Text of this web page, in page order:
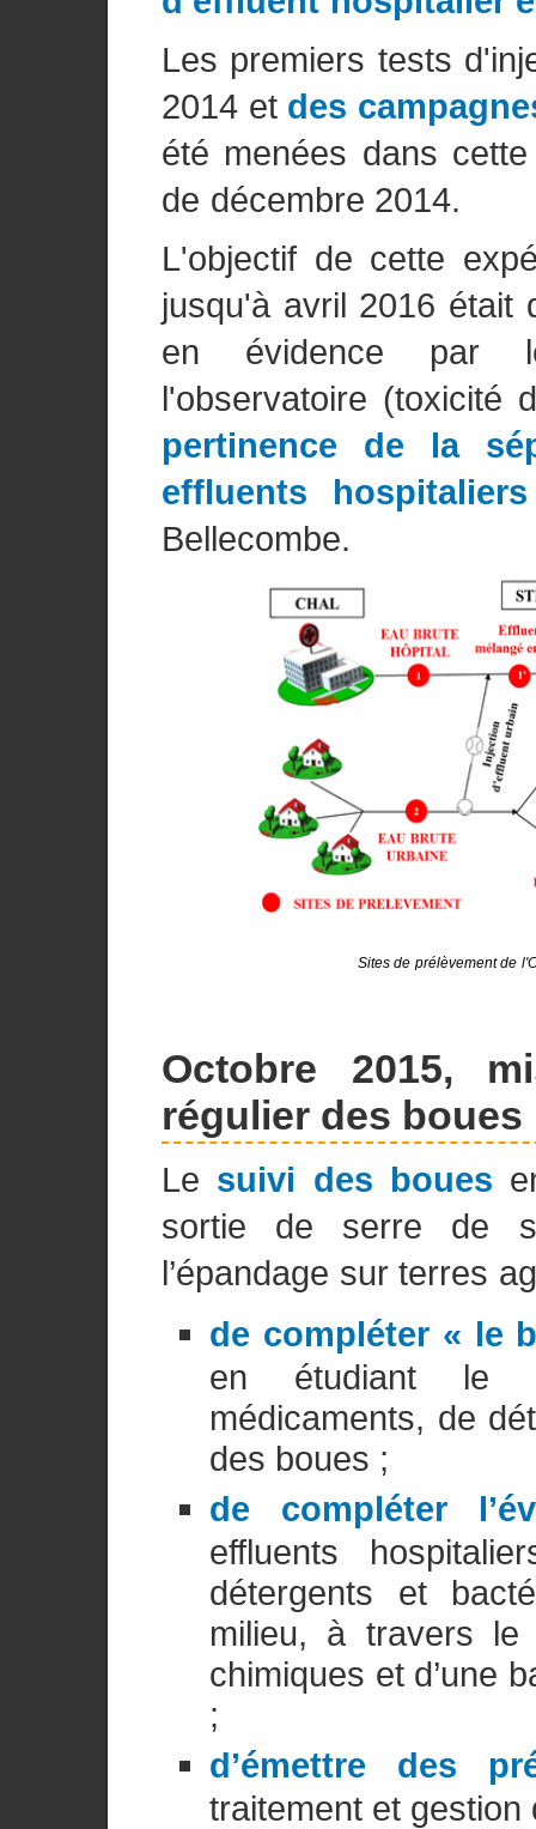
Les premiers tests
2014 et des
été menées dans
de décembre 2014.
L'objectif de cette
jusqu'à avril 2016 était
en évidence par
l'observatoire (toxicité
pertinence de la
effluents
Bellecombe.
Sites de prélèvement de
Octobre 2015,
régulier des boues
Le suivi des boues
sortie de serre de
l’épandage sur terres
de compléter « le
en étudiant le
médicaments, de
des boues ;
de compléter
effluents
détergents et
milieu, à travers le
chimiques et d’une
;
d’émettre des
traitement et gestion